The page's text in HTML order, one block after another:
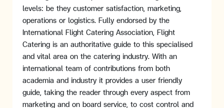
levels: be they customer satisfaction, marketing,
operations or logistics. Fully endorsed by the
International Flight Catering Association, Flight
Catering is an authoritative guide to this specialised
and vital area on the catering industry. With an
international team of contributions from both
academia and industry it provides a user friendly
guide, taking the reader through every aspect from
marketing and on board service, to cost control and